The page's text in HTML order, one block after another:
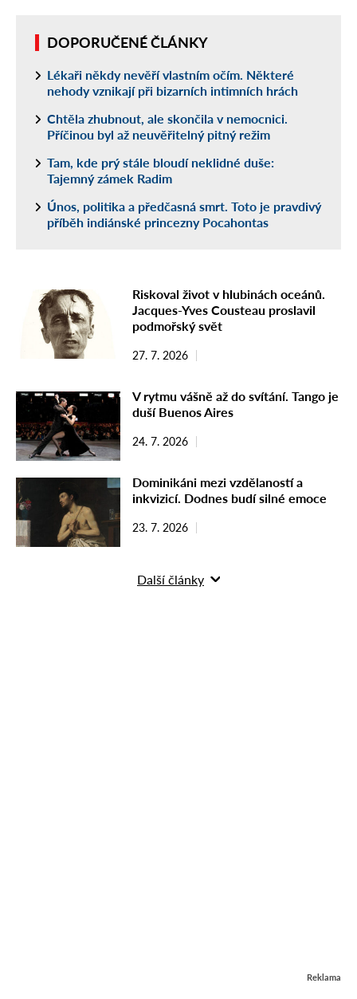
DOPORUČENÉ ČLÁNKY
Lékaři někdy nevěří vlastním očím. Některé
nehody vznikají při bizarních intimních hrách
Chtěla zhubnout, ale skončila v nemocnici.
Příčinou byl až neuvěřitelný pitný režim
Tam, kde prý stále bloudí neklidné duše:
Tajemný zámek Radim
Únos, politika a předčasná smrt. Toto je pravdivý
příběh indiánské princezny Pocahontas
Riskoval život v hlubinách oceánů.
Jacques-Yves Cousteau proslavil
podmořský svět
27. 7. 2026
V rytmu vášně až do svítání. Tango je
duší Buenos Aires
24. 7. 2026
Dominikáni mezi vzdělaností a
inkvizicí. Dodnes budí silné emoce
23. 7. 2026
Další články
Reklama